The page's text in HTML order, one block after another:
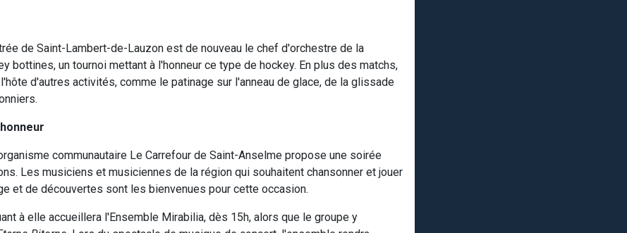
de Saint-Lambert-de-Lauzon est de nouveau le chef d'orchestre de la
bottines, un tournoi mettant à l'honneur ce type de hockey. En plus des matchs,
d'autres activités, comme le patinage sur l'anneau de glace, de la glissade
communautaire Le Carrefour de Saint-Anselme propose une soirée
Les musiciens et musiciennes de la région qui souhaitent chansonner et jouer
et de découvertes sont les bienvenues pour cette occasion.
à elle accueillera l'Ensemble Mirabilia, dès 15h, alors que le groupe y